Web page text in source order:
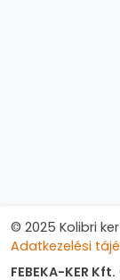
© 2025 Kolibri
Adatkezelési
FEBEKA-KER Kft.